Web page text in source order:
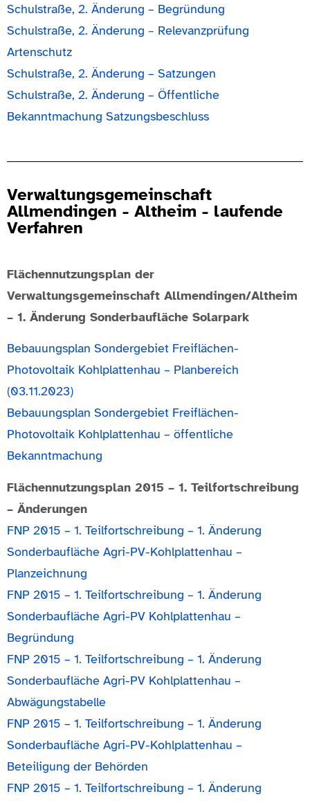
Schulstraße, 2. Änderung – Begründung
Schulstraße, 2. Änderung – Relevanzprüfung
Artenschutz
Schulstraße, 2. Änderung – Satzungen
Schulstraße, 2. Änderung – Öffentliche
Bekanntmachung Satzungsbeschluss
Verwaltungsgemeinschaft
Allmendingen - Altheim - laufende
Verfahren
Flächennutzungsplan der
Verwaltungsgemeinschaft Allmendingen/Altheim
– 1. Änderung Sonderbaufläche Solarpark
Bebauungsplan Sondergebiet Freiflächen-
Photovoltaik Kohlplattenhau – Planbereich
(03.11.2023)
Bebauungsplan Sondergebiet Freiflächen-
Photovoltaik Kohlplattenhau – öffentliche
Bekanntmachung
Flächennutzungsplan 2015 – 1. Teilfortschreibung
– Änderungen
FNP 2015 – 1. Teilfortschreibung – 1. Änderung
Sonderbaufläche Agri-PV-Kohlplattenhau –
Planzeichnung
FNP 2015 – 1. Teilfortschreibung – 1. Änderung
Sonderbaufläche Agri-PV Kohlplattenhau –
Begründung
FNP 2015 – 1. Teilfortschreibung – 1. Änderung
Sonderbaufläche Agri-PV Kohlplattenhau –
Abwägungstabelle
FNP 2015 – 1. Teilfortschreibung – 1. Änderung
Sonderbaufläche Agri-PV-Kohlplattenhau –
Beteiligung der Behörden
FNP 2015 – 1. Teilfortschreibung – 1. Änderung